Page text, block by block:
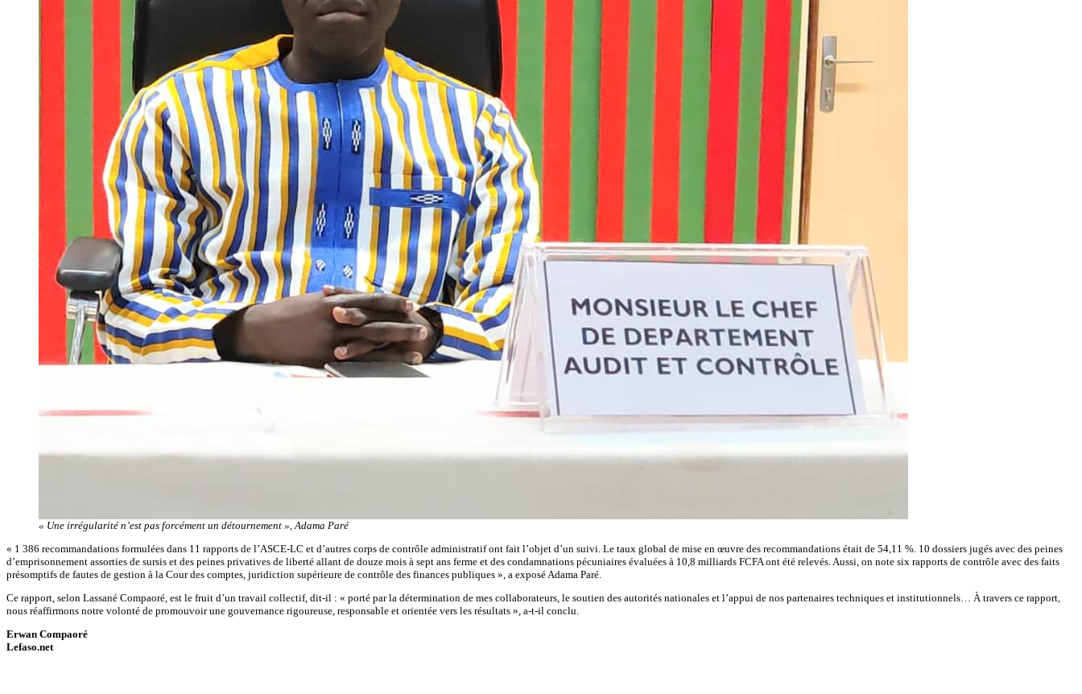
« Une irrégularité n’est pas forcément un détournement », Adama Paré
« 1 386 recommandations formulées dans 11 rapports de l’ASCE-LC et d’autres corps de contrôle administratif ont fait l’objet d’un suivi. Le taux global de mise en œuvre des recommandations était de 54,11 %. 10 dossiers jugés avec des peines
d’emprisonnement assorties de sursis et des peines privatives de liberté allant de douze mois à sept ans ferme et des condamnations pécuniaires évaluées à 10,8 milliards FCFA ont été relevés. Aussi, on note six rapports de contrôle avec des faits
présomptifs de fautes de gestion à la Cour des comptes, juridiction supérieure de contrôle des finances publiques », a exposé Adama Paré.
Ce rapport, selon Lassané Compaoré, est le fruit d’un travail collectif, dit-il : « porté par la détermination de mes collaborateurs, le soutien des autorités nationales et l’appui de nos partenaires techniques et institutionnels… À travers ce rapport,
nous réaffirmons notre volonté de promouvoir une gouvernance rigoureuse, responsable et orientée vers les résultats », a-t-il conclu.
Erwan Compaoré
Lefaso.net